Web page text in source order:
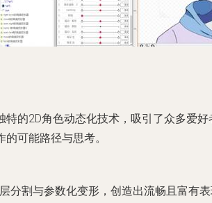
的2D角色动态化技术，吸引了众多爱
可能路径与思考。
分割与参数化变形，创造出流畅且富有